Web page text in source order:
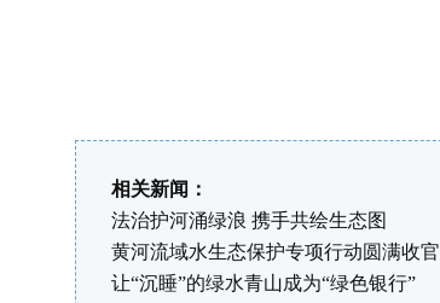
相关新闻：
法治护河涌绿浪 携手共绘生态图
黄河流域水生态保护专项行动圆满收官
让“沉睡”的绿水青山成为“绿色银行”